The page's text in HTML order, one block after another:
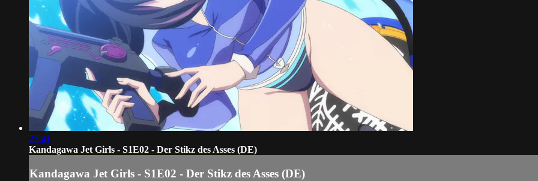
23:41
Kandagawa Jet Girls - S1E02 - Der Stikz des Asses (DE)
Kandagawa Jet Girls - S1E02 - Der Stikz des Asses (DE)